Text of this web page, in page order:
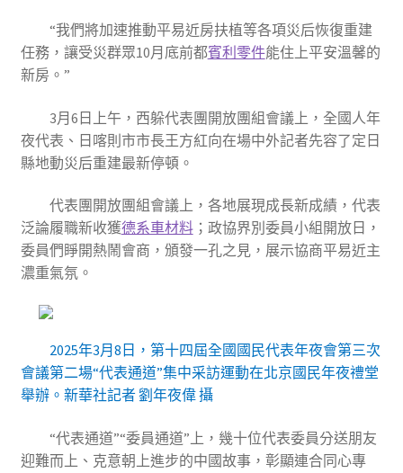
“我們將加速推動平易近房扶植等各項災后恢復重建
任務，讓受災群眾10月底前都賓利零件能住上平安溫馨的
新房。”
3月6日上午，西躲代表團開放團組會議上，全國人年
夜代表、日喀則市市長王方紅向在場中外記者先容了定日
縣地動災后重建最新停頓。
代表團開放團組會議上，各地展現成長新成績，代表
泛論履職新收獲德系車材料；政協界別委員小組開放日，
委員們睜開熱鬧會商，頒發一孔之見，展示協商平易近主
濃重氣氛。
2025年3月8日，第十四屆全國國民代表年夜會第三次
會議第二場“代表通道”集中采訪運動在北京國民年夜禮堂
舉辦。新華社記者 劉年夜偉 攝
“代表通道”“委員通道”上，幾十位代表委員分送朋友
迎難而上、克意朝上進步的中國故事，彰顯連合同心專